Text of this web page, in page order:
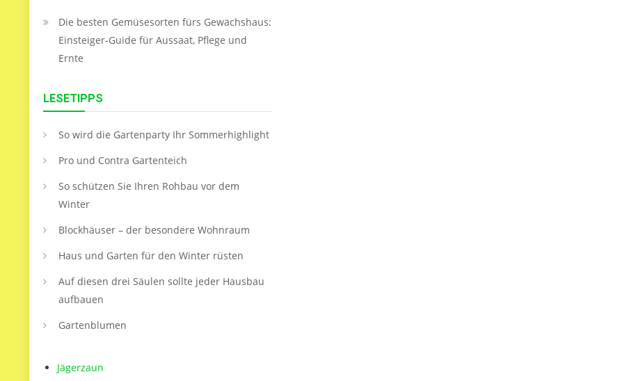
Die besten Gemüsesorten fürs Gewächshaus:
Einsteiger-Guide für Aussaat, Pflege und
Ernte
LESETIPPS
So wird die Gartenparty Ihr Sommerhighlight
Pro und Contra Gartenteich
So schützen Sie Ihren Rohbau vor dem
Winter
Blockhäuser – der besondere Wohnraum
Haus und Garten für den Winter rüsten
Auf diesen drei Säulen sollte jeder Hausbau
aufbauen
Gartenblumen
Jägerzaun